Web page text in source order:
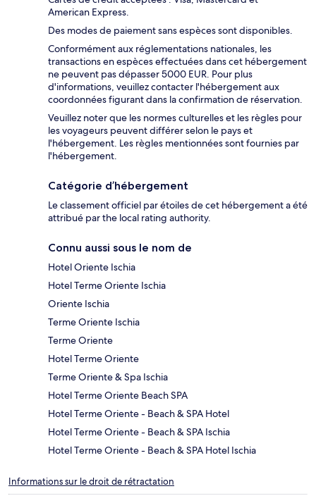
American Express.
Des modes de paiement sans espèces sont disponibles.
Conformément aux réglementations nationales, les
transactions en espèces effectuées dans cet hébergement
ne peuvent pas dépasser 5000 EUR. Pour plus
d'informations, veuillez contacter l'hébergement aux
coordonnées figurant dans la confirmation de réservation.
Veuillez noter que les normes culturelles et les règles pour
les voyageurs peuvent différer selon le pays et
l'hébergement. Les règles mentionnées sont fournies par
l'hébergement.
Catégorie d’hébergement
Le classement officiel par étoiles de cet hébergement a été
attribué par the local rating authority.
Connu aussi sous le nom de
Hotel Oriente Ischia
Hotel Terme Oriente Ischia
Oriente Ischia
Terme Oriente Ischia
Terme Oriente
Hotel Terme Oriente
Terme Oriente & Spa Ischia
Hotel Terme Oriente Beach SPA
Hotel Terme Oriente - Beach & SPA Hotel
Hotel Terme Oriente - Beach & SPA Ischia
Hotel Terme Oriente - Beach & SPA Hotel Ischia
Informations sur le droit de rétractation